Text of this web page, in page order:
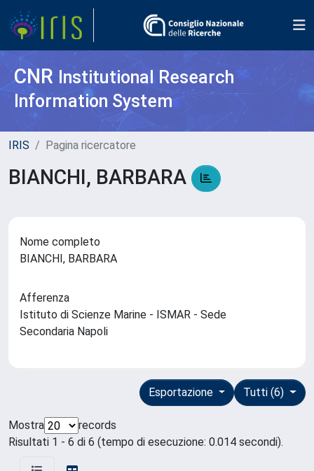
CNR Institutional Research
Information System
IRIS Pagina ricercatore
BIANCHI, BARBARA
Nome completo
BIANCHI, BARBARA
Afferenza
Istituto di Scienze Marine - ISMAR - Sede
Secondaria Napoli
Tutti (6)
Esportazione
Mostra
records
Risultati 1 - 6 di 6 (tempo di esecuzione: 0.014 secondi).